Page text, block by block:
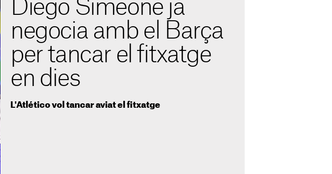
Diego Simeone ja
negocia amb el Barça
per tancar el fitxatge
en dies
L'Atlético vol tancar aviat el fitxatge